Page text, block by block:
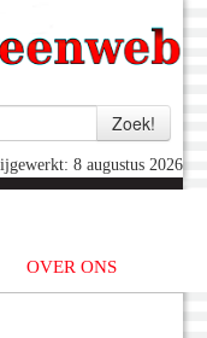
8 augustus 2026
OVER ONS